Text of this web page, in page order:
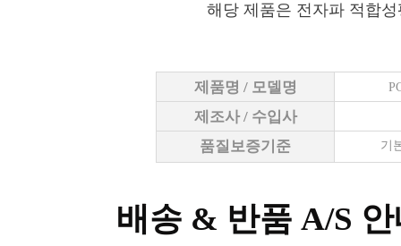
배송 & 반품 A/S
해당 제품은 전자파 적합
제품명 / 모델명
제조사 / 수입사
품질보증기준
기